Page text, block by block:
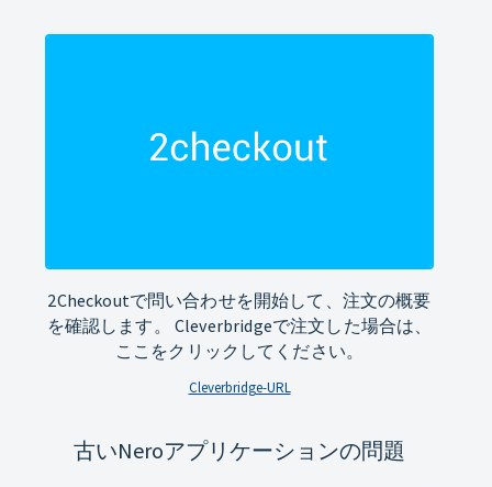
2Checkoutで問い合わせを開始して、注文の概要
を確認します。 Cleverbridgeで注文した場合は、
ここをクリックしてください。
Cleverbridge-URL
古いNeroアプリケーションの問題